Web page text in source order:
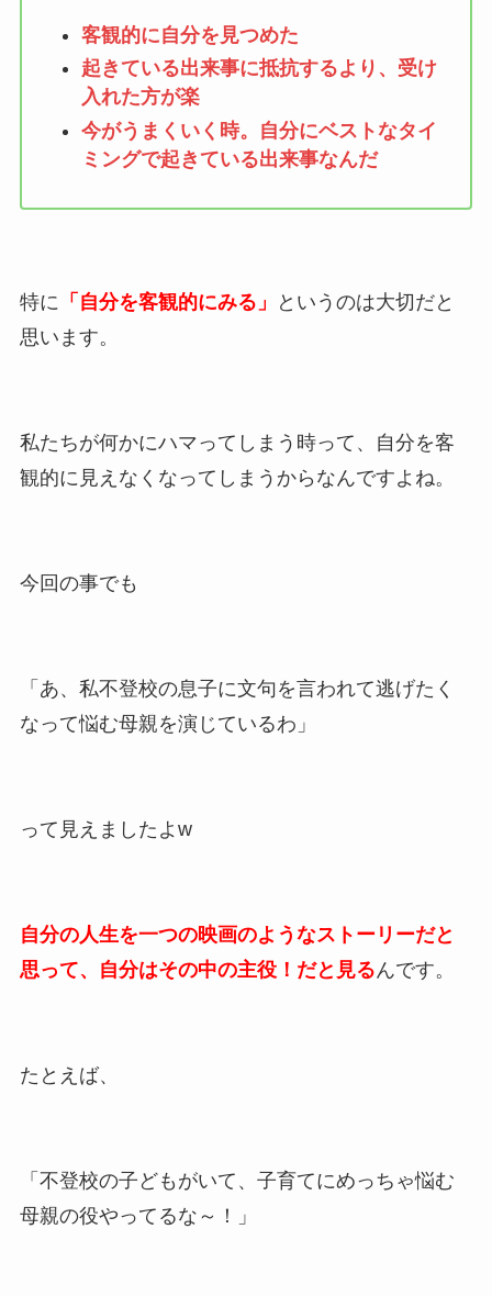
客観的に自分を見つめた
起きている出来事に抵抗するより、受け
入れた方が楽
今がうまくいく時。自分にベストなタイ
ミングで起きている出来事なんだ
特に 「自分を客観的にみる」
というのは大切だと
思います。
私たちが何かにハマってしまう時って、自分を客
観的に見えなくなってしまうからなんですよね。
今回の事でも
「あ、私不登校の息子に文句を言われて逃げたく
なって悩む母親を演じているわ」
って見えましたよw
自分の人生を一つの映画のようなストーリーだと
思って、自分はその中の主役！だと見るんです。
たとえば、
「不登校の子どもがいて、子育てにめっちゃ悩む
母親の役やってるな～！」